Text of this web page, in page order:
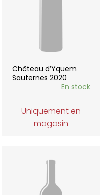
Château d’Yquem
Sauternes 2020
En stock
Uniquement en
magasin